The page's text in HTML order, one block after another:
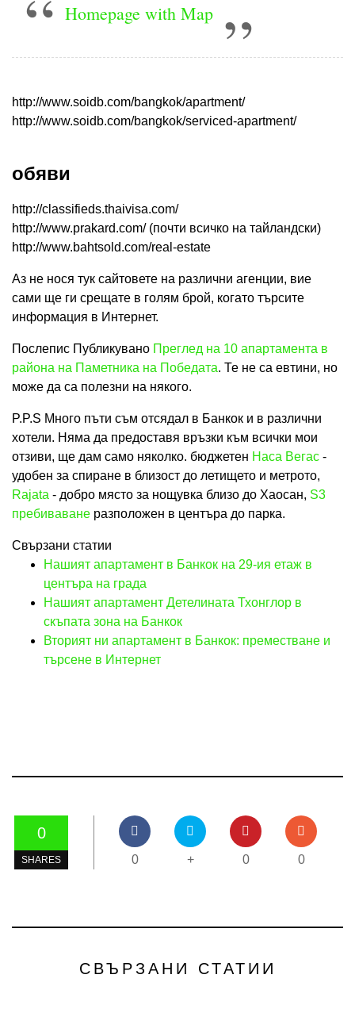
Homepage with Map
http://www.soidb.com/bangkok/apartment/
http://www.soidb.com/bangkok/serviced-apartment/
обяви
http://classifieds.thaivisa.com/
http://www.prakard.com/ (почти всичко на тайландски)
http://www.bahtsold.com/real-estate
Аз не нося тук сайтовете на различни агенции, вие
сами ще ги срещате в голям брой, когато търсите
информация в Интернет.
Послепис Публикувано Преглед на 10 апартамента в
района на Паметника на Победата. Те не са евтини, но
може да са полезни на някого.
P.P.S Много пъти съм отсядал в Банкок и в различни
хотели. Няма да предоставя връзки към всички мои
отзиви, ще дам само няколко. бюджетен Наса Вегас -
удобен за спиране в близост до летището и метрото,
Rajata - добро място за нощувка близо до Хаосан, S3
пребиваване разположен в центъра до парка.
Свързани статии
Нашият апартамент в Банкок на 29-ия етаж в
центъра на града
Нашият апартамент Детелината Тхонглор в
скъпата зона на Банкок
Вторият ни апартамент в Банкок: преместване и
търсене в Интернет
0
SHARES 0 + 0 0
СВЪРЗАНИ СТАТИИ